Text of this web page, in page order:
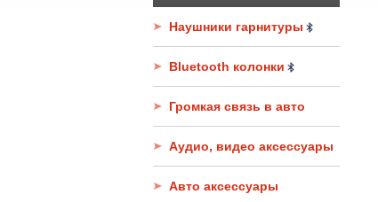
Наушники гарнитуры
Bluetooth колонки
Громкая связь в авто
Аудио, видео аксессуары
Авто аксессуары